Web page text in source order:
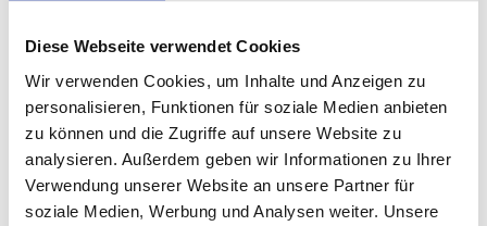
Diese Webseite verwendet Cookies
Wir verwenden Cookies, um Inhalte und Anzeigen zu
personalisieren, Funktionen für soziale Medien anbieten
zu können und die Zugriffe auf unsere Website zu
analysieren. Außerdem geben wir Informationen zu Ihrer
Verwendung unserer Website an unsere Partner für
soziale Medien, Werbung und Analysen weiter. Unsere